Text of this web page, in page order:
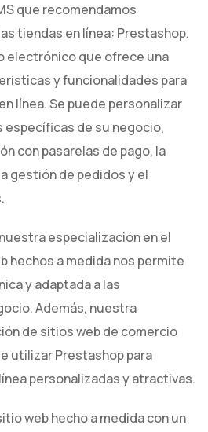
que recomendamos
tiendas en línea: Prestashop.
electrónico que ofrece una
y funcionalidades para
línea. Se puede personalizar
específicas de su negocio,
con pasarelas de pago, la
gestión de pedidos y el
especialización en el
hechos a medida nos permite
y adaptada a las
Además, nuestra
de sitios web de comercio
utilizar Prestashop para
personalizadas y atractivas.
web hecho a medida con un